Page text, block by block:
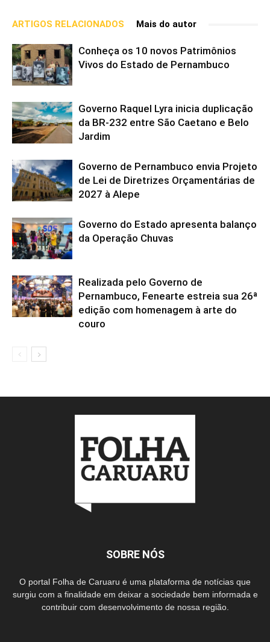
ARTIGOS RELACIONADOS Mais do autor
Conheça os 10 novos Patrimônios
Vivos do Estado de Pernambuco
Governo Raquel Lyra inicia duplicação
da BR-232 entre São Caetano e Belo
Jardim
Governo de Pernambuco envia Projeto
de Lei de Diretrizes Orçamentárias de
2027 à Alepe
Governo do Estado apresenta balanço
da Operação Chuvas
Realizada pelo Governo de
Pernambuco, Fenearte estreia sua 26ª
edição com homenagem à arte do
couro
SOBRE NÓS
O portal Folha de Caruaru é uma plataforma de notícias que
surgiu com a finalidade em deixar a sociedade bem informada e
contribuir com desenvolvimento de nossa região.